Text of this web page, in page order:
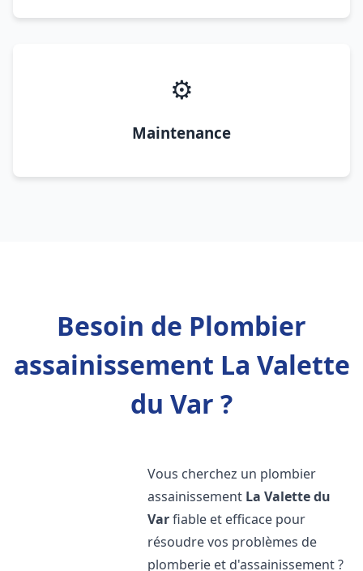
⚙️
Maintenance
Besoin de Plombier
assainissement La Valette
du Var ?
Vous cherchez un plombier
assainissement La Valette du
Varfiable et efficace pour
résoudre vos problèmes de
plomberie et d'assainissement ?